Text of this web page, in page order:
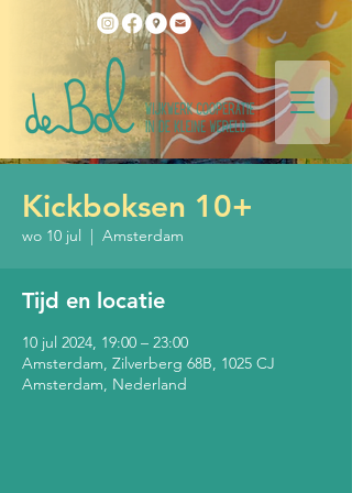
Kickboksen 10+
wo 10 jul
  |
Amsterdam
Tijd en locatie
10 jul 2024, 19:00 – 23:00
Amsterdam, Zilverberg 68B, 1025 CJ
Amsterdam, Nederland